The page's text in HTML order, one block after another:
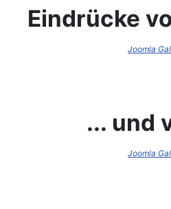
Eindrücke
Joomla
... und
Joomla